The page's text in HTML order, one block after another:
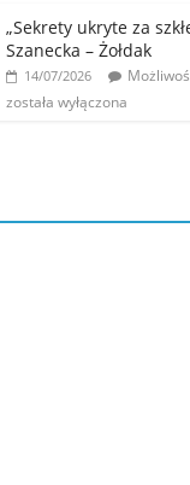
„Sekrety ukryte za
Szanecka – Żołdak
14/07/2026
została wyłączona